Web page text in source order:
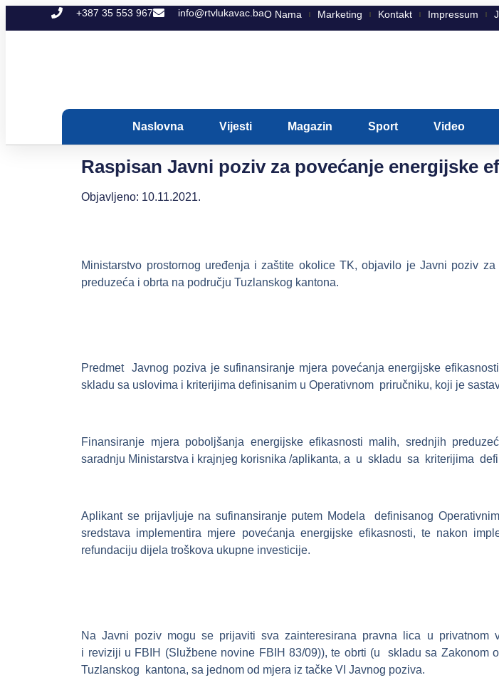
+387 35 553 967 info@rtvlukavac.baO Nama Marketing Kontakt Impressum
Naslovna Vijesti Magazin Sport Video
Raspisan Javni poziv za povećanje energijske
Objavljeno: 10.11.2021.
Ministarstvo prostornog uređenja i zaštite okolice TK, objavilo je Javni poziv
preduzeća i obrta na području Tuzlanskog kantona.
Predmet Javnog poziva je sufinansiranje mjera povećanja energijske
skladu sa uslovima i kriterijima definisanim u Operativnom priručniku, koji je
Finansiranje mjera poboljšanja energijske efikasnosti malih, srednjih
saradnju Ministarstva i krajnjeg korisnika /aplikanta, a u skladu sa kriterijima
Aplikant se prijavljuje na sufinansiranje putem Modela definisanog
sredstava implementira mjere povećanja energijske efikasnosti, te nakon
refundaciju dijela troškova ukupne investicije.
Na Javni poziv mogu se prijaviti sva zainteresirana pravna lica u privatnom
i reviziji u FBIH (Službene novine FBIH 83/09)), te obrti (u skladu sa Zakonom
Tuzlanskog kantona, sa jednom od mjera iz tačke VI Javnog poziva.